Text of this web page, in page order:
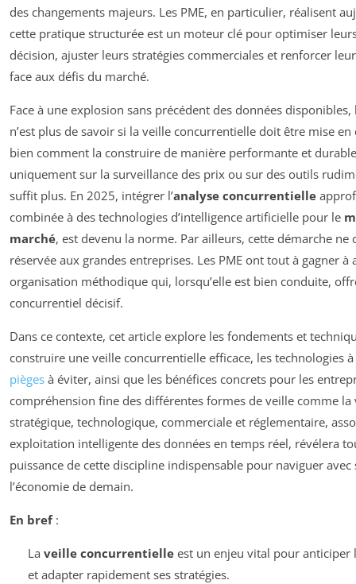
des changements majeurs. Les PME, en particulier, réalisent
cette pratique structurée est un moteur clé pour optimiser
décision, ajuster leurs stratégies commerciales et renforcer
face aux défis du marché.
Face à une explosion sans précédent des données
n’est plus de savoir si la veille concurrentielle doit être mise
bien comment la construire de manière performante et
uniquement sur la surveillance des prix ou sur des outils
suffit plus. En 2025, intégrer l’analyse concurrentielle
combinée à des technologies d’intelligence artificielle pour le
marché, est devenu la norme. Par ailleurs, cette démarche ne
réservée aux grandes entreprises. Les PME ont tout à gagner à
organisation méthodique qui, lorsqu’elle est bien conduite,
concurrentiel décisif.
Dans ce contexte, cet article explore les fondements et
construire une veille concurrentielle efficace, les technologies
pièges à éviter, ainsi que les bénéfices concrets pour les
compréhension fine des différentes formes de veille comme la
stratégique, technologique, commerciale et réglementaire,
exploitation intelligente des données en temps réel, révélera
puissance de cette discipline indispensable pour naviguer avec
l’économie de demain.
En bref:
La veille concurrentielleest un enjeu vital pour anticiper
et adapter rapidement ses stratégies.